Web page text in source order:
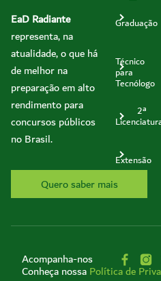
EaD Radiante
representa, na
atualidade, o que há
de melhor na
preparação em alto
rendimento para
concursos públicos
no Brasil.
Quero saber mais
Graduação
Técnico
para
Tecnólogo
2ª
Extensão
Acompanha-nos
Conheça nossaPolítica de